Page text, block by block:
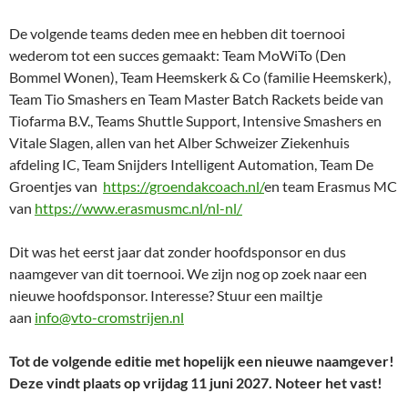
De volgende teams deden mee en hebben dit toernooi
wederom tot een succes gemaakt: Team MoWiTo (Den
Bommel Wonen), Team Heemskerk & Co (familie Heemskerk),
Team Tio Smashers en Team Master Batch Rackets beide van
Tiofarma B.V., Teams Shuttle Support, Intensive Smashers en
Vitale Slagen, allen van het Alber Schweizer Ziekenhuis
afdeling IC, Team Snijders Intelligent Automation, Team De
Groentjes van https://groendakcoach.nl/en team Erasmus MC
van https://www.erasmusmc.nl/nl-nl/
Dit was het eerst jaar dat zonder hoofdsponsor en dus
naamgever van dit toernooi. We zijn nog op zoek naar een
nieuwe hoofdsponsor. Interesse? Stuur een mailtje
aan info@vto-cromstrijen.nl
Tot de volgende editie met hopelijk een nieuwe naamgever!
Deze vindt plaats op vrijdag 11 juni 2027. Noteer het vast!